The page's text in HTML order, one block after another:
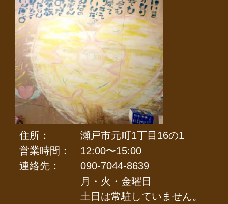
住所：
瀬戸市元町1丁目16の1
営業時間：
12:00〜15:00
連絡先：
090-7044-8639
月・火・金曜日
土日は常駐していません。